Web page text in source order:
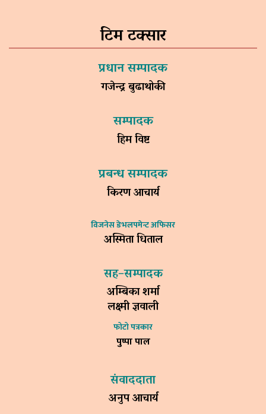
टिम टक्सार
प्रधान सम्पादक
गजेन्द्र बुढाथोकी
सम्पादक
हिम विष्ट
प्रबन्ध सम्पादक
किरण आचार्य
विजनेस डेभलपमेन्ट अफिसर
अस्मिता धिताल
सह–सम्पादक
अम्बिका शर्मा
लक्ष्मी ज्ञवाली
फोटो पत्रकार
पुष्पा पाल
संवाददाता
अनुप आचार्य